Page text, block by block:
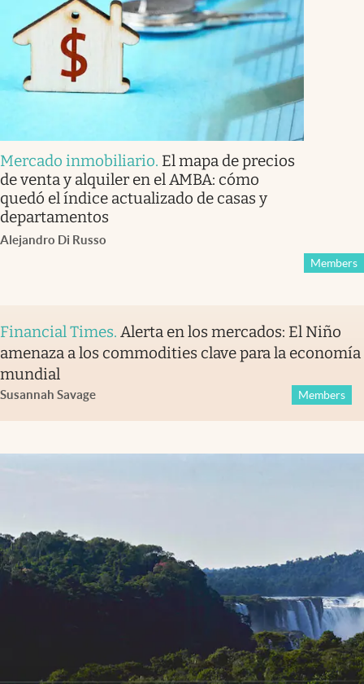
Mercado inmobiliario. El mapa de precios
de venta y alquiler en el AMBA: cómo
quedó el índice actualizado de casas y
departamentos
Alejandro Di Russo
Members
Financial Times. Alerta en los mercados: El Niño
amenaza a los commodities clave para la economía
mundial
Susannah Savage Members